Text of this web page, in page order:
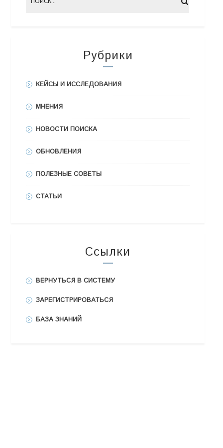
Рубрики
КЕЙСЫ И ИССЛЕДОВАНИЯ
МНЕНИЯ
НОВОСТИ ПОИСКА
ОБНОВЛЕНИЯ
ПОЛЕЗНЫЕ СОВЕТЫ
СТАТЬИ
Ссылки
ВЕРНУТЬСЯ В СИСТЕМУ
ЗАРЕГИСТРИРОВАТЬСЯ
БАЗА ЗНАНИЙ